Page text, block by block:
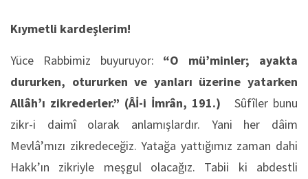
Kıymetli kardeşlerim!
Yüce Rabbimiz buyuruyor: “O mü’minler; ayakta
dururken, otururken ve yanları üzerine yatarken
Allâh’ı zikrederler.” (Âİ-i İmrân, 191.)
Sûfîler bunu
zikr-i daimî olarak anlamışlardır. Yani her dâim
Mevlâ’mızı zikredeceğiz. Yatağa yattığımız zaman dahi
Hakk’ın zikriyle meşgul olacağız. Tabii ki abdestli